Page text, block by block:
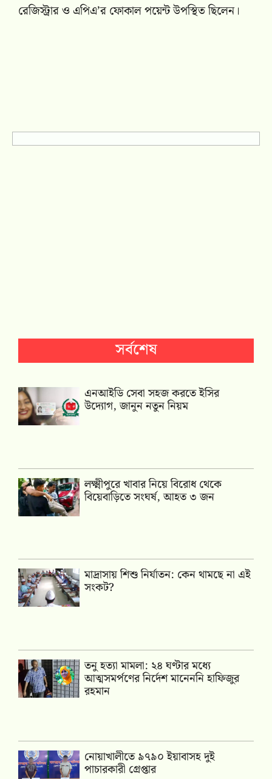
রেজিস্ট্রার ও এপিএ’র ফোকাল পয়েন্ট উপস্থিত ছিলেন।
সর্বশেষ
এনআইডি সেবা সহজ করতে ইসির
উদ্যোগ, জানুন নতুন নিয়ম
লক্ষ্মীপুরে খাবার নিয়ে বিরোধ থেকে
বিয়েবাড়িতে সংঘর্ষ, আহত ৩ জন
মাদ্রাসায় শিশু নির্যাতন: কেন থামছে না এই
সংকট?
তনু হত্যা মামলা: ২৪ ঘণ্টার মধ্যে
আত্মসমর্পণের নির্দেশ মানেননি হাফিজুর
রহমান
নোয়াখালীতে ৯৭৯০ ইয়াবাসহ দুই
পাচারকারী গ্রেপ্তার